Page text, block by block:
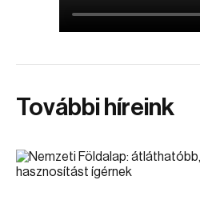
További híreink